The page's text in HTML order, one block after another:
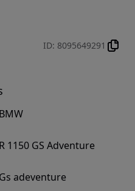
ID: 8095649291
BMW
R 1150 GS Adventure
Gs adeventure